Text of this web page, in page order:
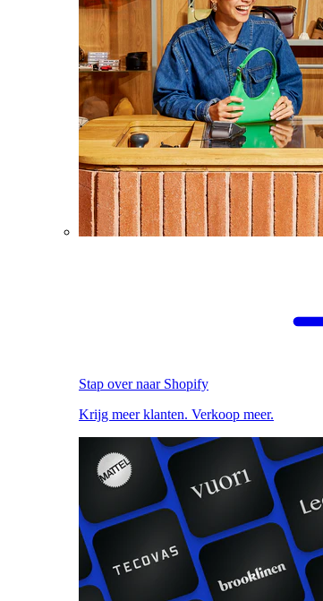
Stap over naar Shopify
Krijg meer klanten. Verkoop meer.